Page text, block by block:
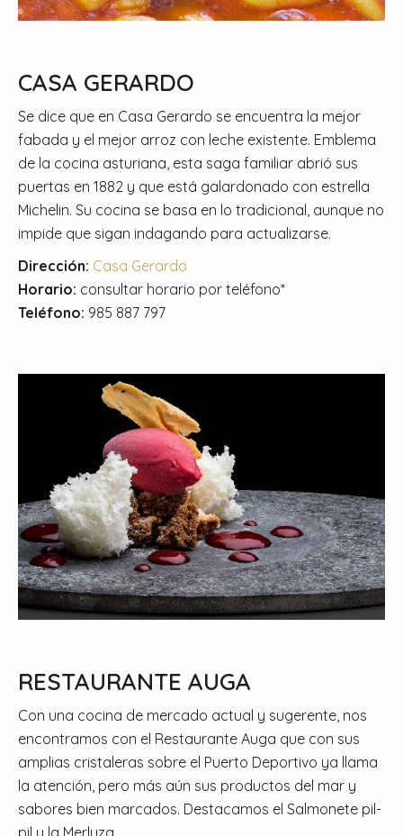
CASA GERARDO
Se dice que en Casa Gerardo se encuentra la mejor
fabada y el mejor arroz con leche existente. Emblema
de la cocina asturiana, esta saga familiar abrió sus
puertas en 1882 y que está galardonado con estrella
Michelin. Su cocina se basa en lo tradicional, aunque no
impide que sigan indagando para actualizarse.
Dirección: Casa Gerardo
Horario: consultar horario por teléfono*
Teléfono: 985 887 797
RESTAURANTE AUGA
Con una cocina de mercado actual y sugerente, nos
encontramos con el Restaurante Auga que con sus
amplias cristaleras sobre el Puerto Deportivo ya llama
la atención, pero más aún sus productos del mar y
sabores bien marcados. Destacamos el Salmonete pil-